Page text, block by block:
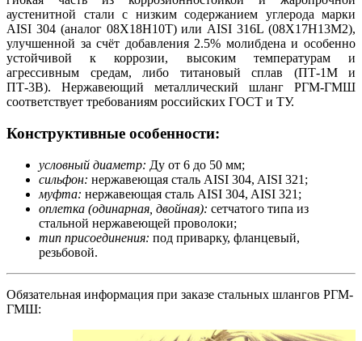
аустенитной стали с низким содержанием углерода марки
AISI 304 (аналог 08Х18Н10Т) или AISI 316L (08Х17Н13М2),
улучшенной за счёт добавления 2.5% молибдена и особенно
устойчивой к коррозии, высоким температурам и
агрессивным средам, либо титановый сплав (ПТ-1М и
ПТ-3В). Нержавеющий металлический шланг РГМ-ГМШ
соответствует требованиям российских ГОСТ и ТУ.
Конструктивные особенности:
условный диаметр: Ду от 6 до 50 мм;
сильфон: нержавеющая сталь AISI 304, AISI 321;
муфта: нержавеющая сталь AISI 304, AISI 321;
оплетка (одинарная, двойная): сетчатого типа из
стальной нержавеющей проволоки;
тип присоединения: под приварку, фланцевый,
резьбовой.
Обязательная информация при заказе стальных шлангов РГМ-
ГМШ: